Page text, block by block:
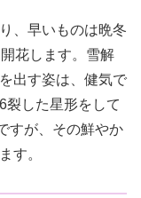
、早いものは晩冬
花します。雪解
出す姿は、健気で
裂した星形をして
すが、その鮮やか
す。